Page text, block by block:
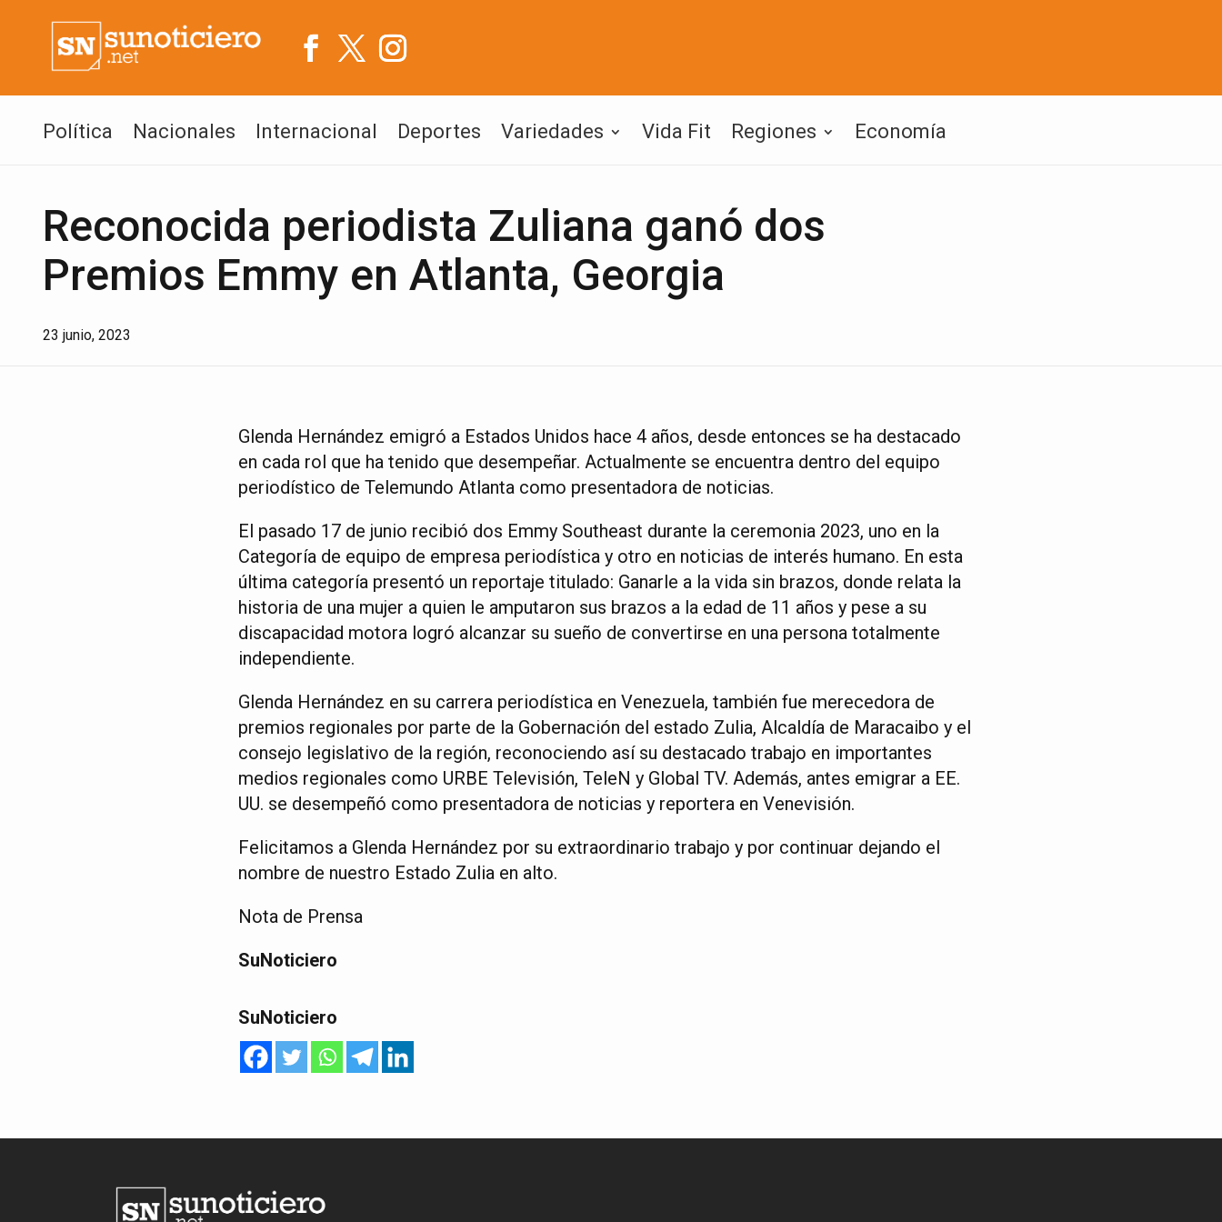
Política Nacionales Internacional Deportes Variedades Vida Fit Regiones Economía
Reconocida periodista Zuliana ganó dos
Premios Emmy en Atlanta, Georgia
23 junio, 2023
Glenda Hernández emigró a Estados Unidos hace 4 años, desde entonces se ha destacado
en cada rol que ha tenido que desempeñar. Actualmente se encuentra dentro del equipo
periodístico de Telemundo Atlanta como presentadora de noticias.
El pasado 17 de junio recibió dos Emmy Southeast durante la ceremonia 2023, uno en la
Categoría de equipo de empresa periodística y otro en noticias de interés humano. En esta
última categoría presentó un reportaje titulado: Ganarle a la vida sin brazos, donde relata la
historia de una mujer a quien le amputaron sus brazos a la edad de 11 años y pese a su
discapacidad motora logró alcanzar su sueño de convertirse en una persona totalmente
independiente.
Glenda Hernández en su carrera periodística en Venezuela, también fue merecedora de
premios regionales por parte de la Gobernación del estado Zulia, Alcaldía de Maracaibo y el
consejo legislativo de la región, reconociendo así su destacado trabajo en importantes
medios regionales como URBE Televisión, TeleN y Global TV. Además, antes emigrar a EE.
UU. se desempeñó como presentadora de noticias y reportera en Venevisión.
Felicitamos a Glenda Hernández por su extraordinario trabajo y por continuar dejando el
nombre de nuestro Estado Zulia en alto.
Nota de Prensa
SuNoticiero
SuNoticiero